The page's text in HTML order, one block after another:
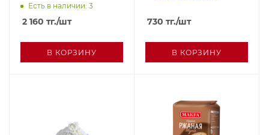
Есть в наличии: 3
2 160 тг./шт
В КОРЗИНУ
730 тг./шт
В КОРЗИНУ